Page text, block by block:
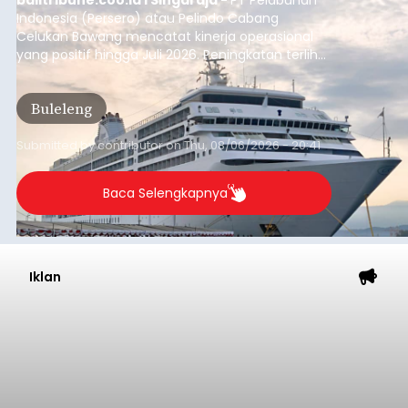
Indonesia (Persero) atau Pelindo Cabang
Celukan Bawang mencatat kinerja operasional
yang positif hingga Juli 2026. Peningkatan terlihat
dari arus kapal yang mencapai 1,48 juta Gross
Tonnage (GT), atau tumbuh 12,4 persen
dibandingkan periode yang sama tahun lalu
yang tercatat sebesar 1,32 juta GT.
Buleleng
Submitted bycontributoronThu, 08/06/2026 - 20:41
Baca Selengkapnya
Iklan